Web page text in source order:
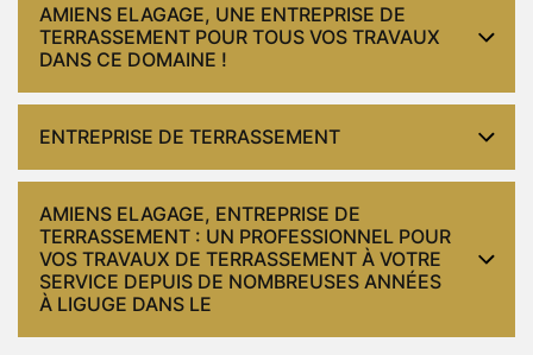
AMIENS ELAGAGE, UNE ENTREPRISE DE
TERRASSEMENT POUR TOUS VOS TRAVAUX
DANS CE DOMAINE !
ENTREPRISE DE TERRASSEMENT
AMIENS ELAGAGE, ENTREPRISE DE
TERRASSEMENT : UN PROFESSIONNEL POUR
VOS TRAVAUX DE TERRASSEMENT À VOTRE
SERVICE DEPUIS DE NOMBREUSES ANNÉES
À LIGUGE DANS LE